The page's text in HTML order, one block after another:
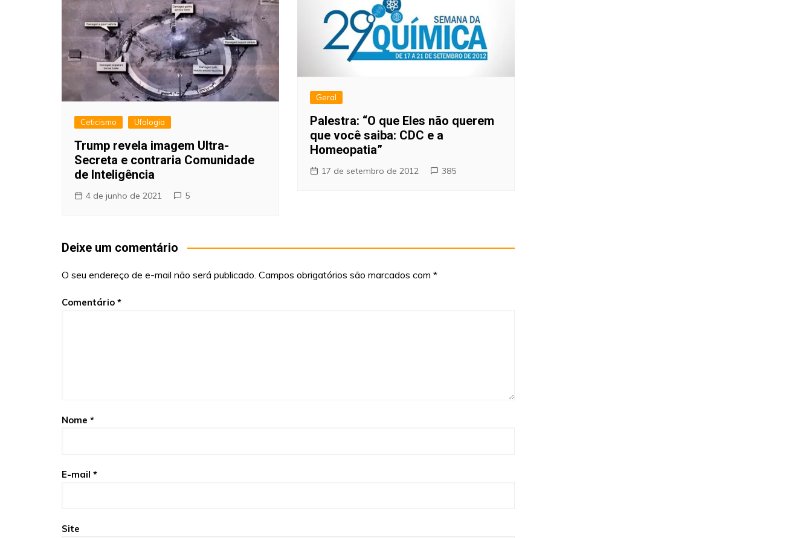
Ceticismo Ufologia
Trump revela imagem Ultra-
Secreta e contraria Comunidade
de Inteligência
4 de junho de 2021 5
Geral
Palestra: “O que Eles não querem
que você saiba: CDC e a
Homeopatia”
17 de setembro de 2012 385
Deixe um comentário
O seu endereço de e-mail não será publicado. Campos obrigatórios são marcados com *
Comentário *
Nome *
E-mail *
Site